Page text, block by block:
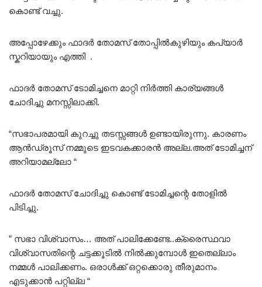
കൊണ്ട് വച്ചു.
അപ്പോഴേക്കും ഫാദർ തോമസ് തോപ്പിൽകുഴിയും കപ്യാർ
സ്കറിയായും എത്തി .
ഫാദർ തോമസ് ടോമിച്ചനെ മാറ്റി നിർത്തി കാര്യങ്ങൾ
ചോദിച്ചു മനസ്സിലാക്കി.
“സഭാപരമായി കുറച്ചു തടസ്സങ്ങൾ ഉണ്ടായിരുന്നു. കാരണം
ആൻഡ്രൂസ് നമ്മുടെ ഇടവകക്കാരൻ അല്ല.അത് ടോമിച്ചന്
അറിയാമല്ലോ “
ഫാദർ തോമസ് ചോദിച്ചു കൊണ്ട് ടോമിച്ചന്റെ തോളിൽ
പിടിച്ചു.
” സഭാ വിശ്വാസം… അത് പാലിക്കേണ്ടേ..ക്രൈസ്ഥവാ
വിശ്വാസതിന്റെ ചട്ടക്കൂടിൽ നിൽക്കുമ്പോൾ ഇതെല്ലാം
നമ്മൾ പാലിക്കണം. ഒരാൾക്ക് ഒറ്റക്കൊരു തീരുമാനം
എടുക്കാൻ പറ്റില്ല “